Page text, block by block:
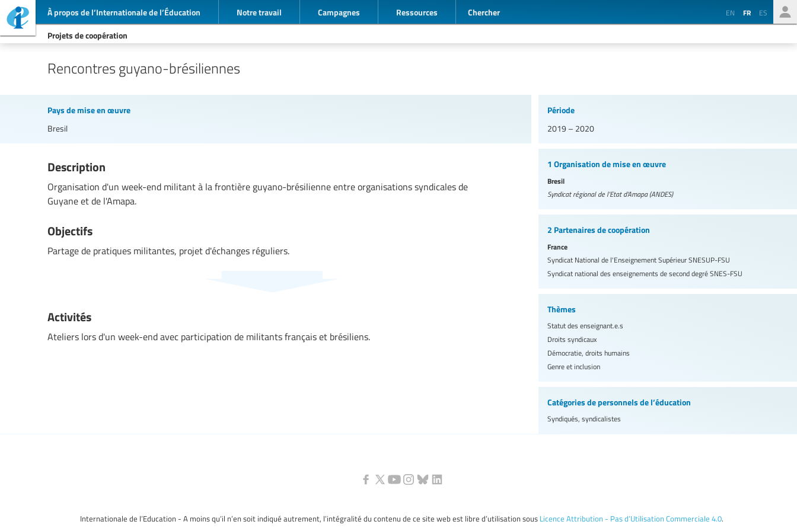
À propos de l’Internationale de l’Éducation Notre travail Campagnes Ressources Chercher EN FR ES
Projets de coopération
Rencontres guyano-brésiliennes
Pays de mise en œuvre
Bresil
Description
Organisation d'un week-end militant à la frontière guyano-brésilienne entre organisations syndicales de
Guyane et de l'Amapa.
Objectifs
Partage de pratiques militantes, projet d'échanges réguliers.
Activités
Ateliers lors d'un week-end avec participation de militants français et brésiliens.
Période
2019 – 2020
1 Organisation de mise en œuvre
Bresil
Syndicat régional de l'Etat d'Amapa (ANDES)
2 Partenaires de coopération
France
Syndicat National de l'Enseignement SupérieurSNESUP-FSU
Syndicat national des enseignements de second degréSNES-FSU
Thèmes
Statut des enseignant.e.s
Droits syndicaux
Démocratie, droits humains
Genre et inclusion
Catégories de personnels de l’éducation
Syndiqués, syndicalistes
Internationale de l’Education - A moins qu’il n’en soit indiqué autrement, l’intégralité du contenu de ce site web est libre d’utilisation sous Licence Attribution - Pas d’Utilisation Commerciale 4.0.